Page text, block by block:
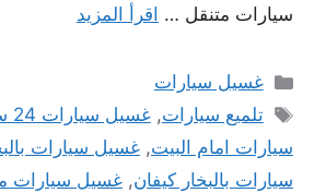
سيارات متنقل … اقرأ المزيد
التصنيفات
غسيل سيارات
الوسوم
تلميع سيارات,غسيل سيارات 24 ساعه
سيارات امام البيت, غسيل سيارات
سيارات بالبخار كيفان, غسيل سيارات